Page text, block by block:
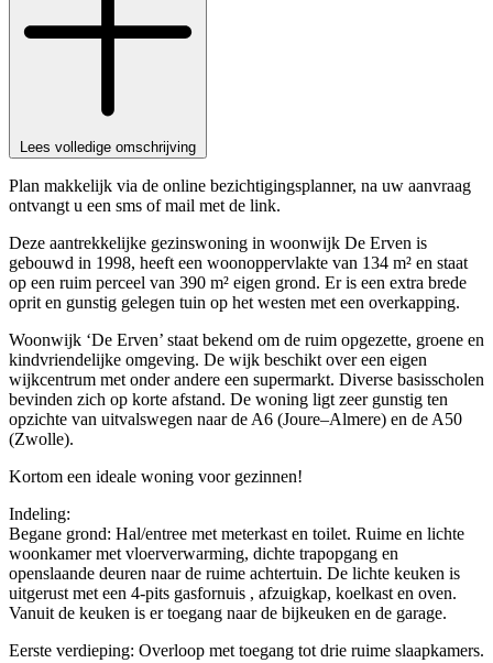
Lees volledige omschrijving
Plan makkelijk via de online bezichtigingsplanner, na uw aanvraag
ontvangt u een sms of mail met de link.
Deze aantrekkelijke gezinswoning in woonwijk De Erven is
gebouwd in 1998, heeft een woonoppervlakte van 134 m² en staat
op een ruim perceel van 390 m² eigen grond. Er is een extra brede
oprit en gunstig gelegen tuin op het westen met een overkapping.
Woonwijk ‘De Erven’ staat bekend om de ruim opgezette, groene en
kindvriendelijke omgeving. De wijk beschikt over een eigen
wijkcentrum met onder andere een supermarkt. Diverse basisscholen
bevinden zich op korte afstand. De woning ligt zeer gunstig ten
opzichte van uitvalswegen naar de A6 (Joure–Almere) en de A50
(Zwolle).
Kortom een ideale woning voor gezinnen!
Indeling:
Begane grond: Hal/entree met meterkast en toilet. Ruime en lichte
woonkamer met vloerverwarming, dichte trapopgang en
openslaande deuren naar de ruime achtertuin. De lichte keuken is
uitgerust met een 4-pits gasfornuis , afzuigkap, koelkast en oven.
Vanuit de keuken is er toegang naar de bijkeuken en de garage.
Eerste verdieping: Overloop met toegang tot drie ruime slaapkamers.